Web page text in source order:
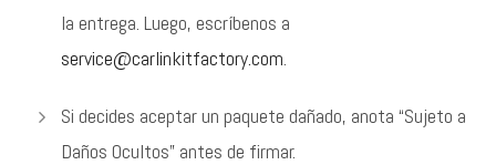
la entrega. Luego, escríbenos a
service@carlinkitfactory.com.
Si decides aceptar un paquete dañado, anota “Sujeto a
Daños Ocultos” antes de firmar.